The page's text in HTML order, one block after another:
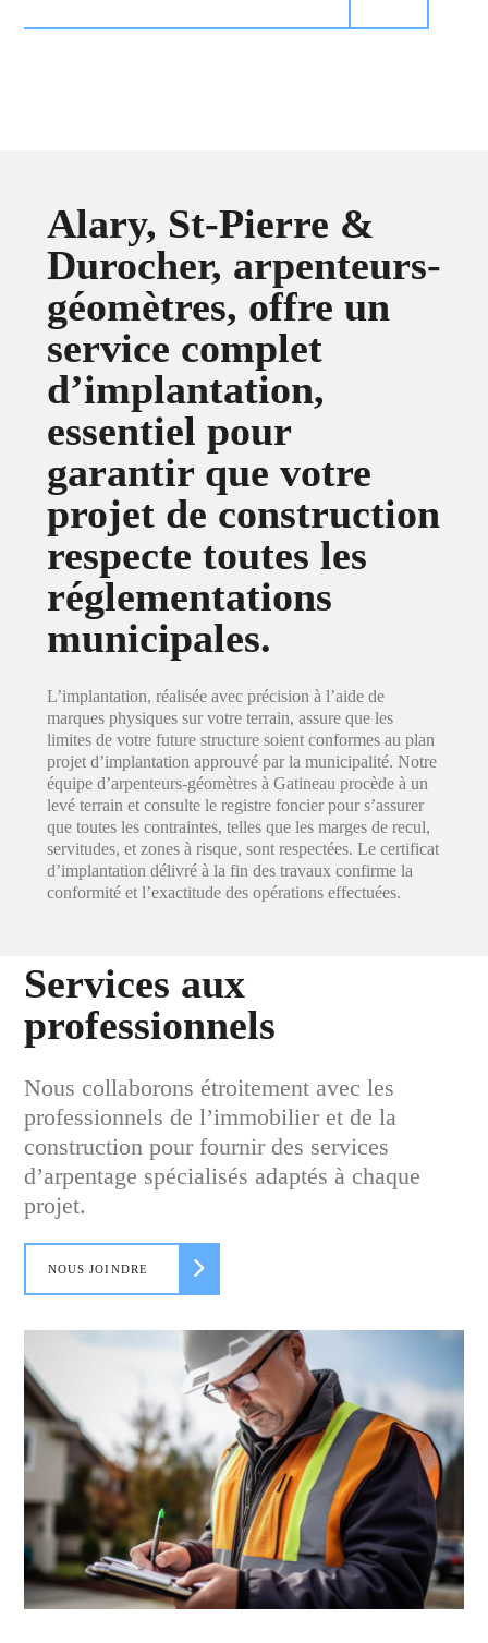
Alary, St-Pierre &
Durocher, arpenteurs-
géomètres, offre un
service complet
d’implantation,
essentiel pour
garantir que votre
projet de construction
respecte toutes les
réglementations
municipales.
L’implantation, réalisée avec précision à l’aide de
marques physiques sur votre terrain, assure que les
limites de votre future structure soient conformes au plan
projet d’implantation approuvé par la municipalité. Notre
équipe d’arpenteurs-géomètres à Gatineau procède à un
levé terrain et consulte le registre foncier pour s’assurer
que toutes les contraintes, telles que les marges de recul,
servitudes, et zones à risque, sont respectées. Le certificat
d’implantation délivré à la fin des travaux confirme la
conformité et l’exactitude des opérations effectuées.
Services aux
professionnels
Nous collaborons étroitement avec les
professionnels de l’immobilier et de la
construction pour fournir des services
d’arpentage spécialisés adaptés à chaque
projet.
NOUS JOINDRE